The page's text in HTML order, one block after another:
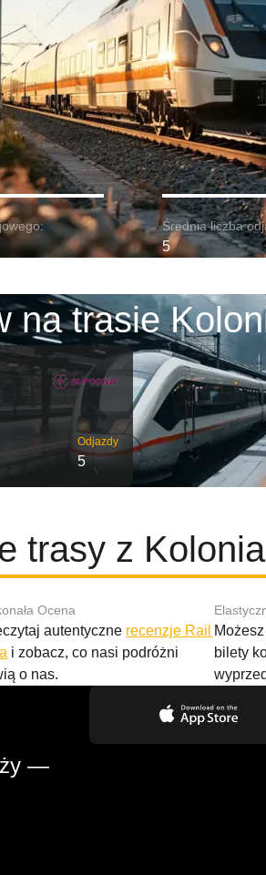
Średnia liczba
5
na trasie
Odjazdy
5
trasy z
Ocena
autentyczne recenzje Rail
i zobacz, co nasi podróżni
o nas.
bilety
—